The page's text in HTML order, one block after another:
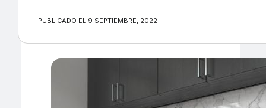
PUBLICADO EL 9 SEPTIEMBRE, 2022